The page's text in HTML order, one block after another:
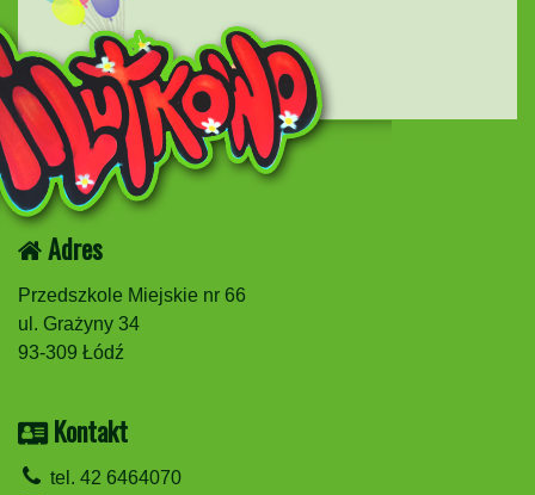
Adres
Przedszkole Miejskie nr 66
ul. Grażyny 34
93-309 Łódź
Kontakt
tel. 42 6464070